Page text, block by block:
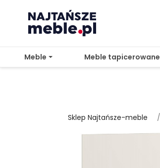
Meble Meble tapicerowane
Sklep Najtańsze-meble